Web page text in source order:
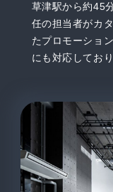
草津駅から約45
任の担当者がカ
たプロモーショ
にも対応しており